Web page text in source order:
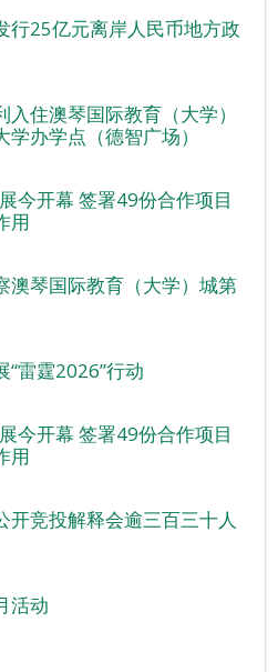
行25亿元离岸人民币地方政
住澳琴国际教育（大学）
办学点（德智广场）
今开幕 签署49份合作项目
用
澳琴国际教育（大学）城第
“雷霆2026”行动
今开幕 签署49份合作项目
用
开竞投解释会逾三百三十人
活动